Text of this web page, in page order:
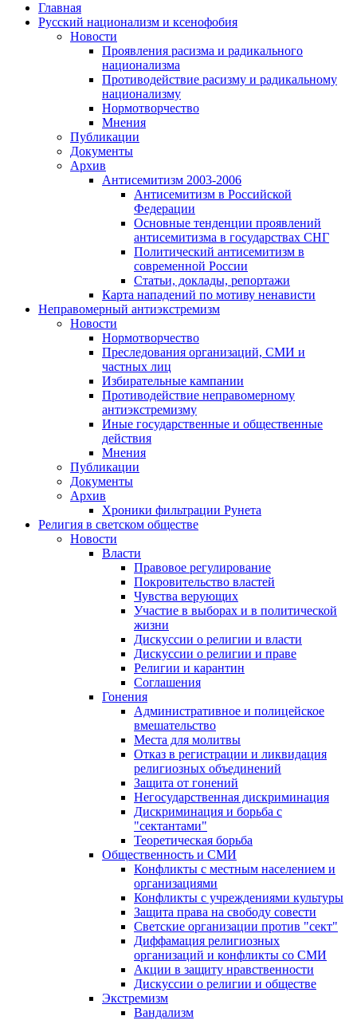
Главная
Русский национализм и ксенофобия
Новости
Проявления расизма и радикального
национализма
Противодействие расизму и радикальному
национализму
Нормотворчество
Мнения
Публикации
Документы
Архив
Антисемитизм 2003-2006
Антисемитизм в Российской
Федерации
Основные тенденции проявлений
антисемитизма в государствах СНГ
Политический антисемитизм в
современной России
Статьи, доклады, репортажи
Карта нападений по мотиву ненависти
Неправомерный антиэкстремизм
Новости
Нормотворчество
Преследования организаций, СМИ и
частных лиц
Избирательные кампании
Противодействие неправомерному
антиэкстремизму
Иные государственные и общественные
действия
Мнения
Публикации
Документы
Архив
Хроники фильтрации Рунета
Религия в светском обществе
Новости
Власти
Правовое регулирование
Покровительство властей
Чувства верующих
Участие в выборах и в политической
жизни
Дискуссии о религии и власти
Дискуссии о религии и праве
Религии и карантин
Соглашения
Гонения
Административное и полицейское
вмешательство
Места для молитвы
Отказ в регистрации и ликвидация
религиозных объединений
Защита от гонений
Негосударственная дискриминация
Дискриминация и борьба с
"сектантами"
Теоретическая борьба
Общественность и СМИ
Конфликты с местным населением и
организациями
Конфликты с учреждениями культуры
Защита права на свободу совести
Светские организации против "сект"
Диффамация религиозных
организаций и конфликты со СМИ
Акции в защиту нравственности
Дискуссии о религии и обществе
Экстремизм
Вандализм